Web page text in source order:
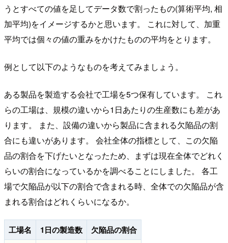
うとすべての値を足してデータ数で割ったもの(算術平均, 相
加平均)をイメージするかと思います。 これに対して、加重
平均では個々の値の重みをかけたものの平均をとります。
例として以下のようなものを考えてみましょう。
ある製品を製造する会社で工場を5つ保有しています。 これ
らの工場は、規模の違いから1日あたりの生産数にも差があ
ります。 また、設備の違いから製品に含まれる欠陥品の割
合にも違いがあります。 会社全体の指標として、この欠陥
品の割合を下げたいとなったため、まずは現在全体でどれく
らいの割合になっているかを調べることにしました。 各工
場で欠陥品が以下の割合で含まれる時、全体での欠陥品が含
まれる割合はどれくらいになるか。
工場名 1日の製造数 欠陥品の割合